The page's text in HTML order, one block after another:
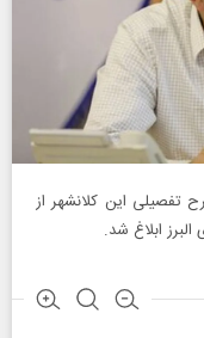
این کلانشهر از
ابلاغ شد.